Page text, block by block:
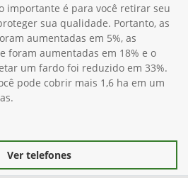
importante é para você retirar seu
sua qualidade. Portanto, as
aumentadas em 5%, as
foram aumentadas em 18% e o
um fardo foi reduzido em 33%.
pode cobrir mais 1,6 ha em um
Ver telefones